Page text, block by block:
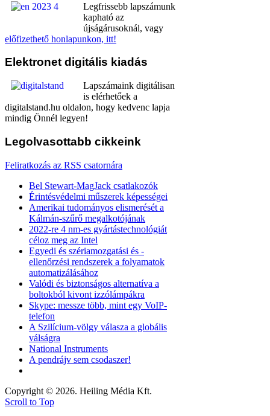
Legfrissebb lapszámunk
kapható az
újságárusoknál, vagy
előfizethető honlapunkon, itt!
Elektronet digitális kiadás
Lapszámaink digitálisan
is elérhetőek a
digitalstand.hu oldalon, hogy kedvenc lapja
mindig Önnél legyen!
Legolvasottabb cikkeink
Feliratkozás az RSS csatornára
Bel Stewart-MagJack csatlakozók
Érintésvédelmi műszerek képességei
Amerikai tudományos elismerését a
Kálmán-szűrő megalkotójának
2022-re 4 nm-es gyártástechnológiát
céloz meg az Intel
Egyedi és szériamozgatási és -
ellenőrzési rendszerek a folyamatok
automatizálásához
Valódi és biztonságos alternatíva a
boltokból kivont izzólámpákra
Skype: messze több, mint egy VoIP-
telefon
A Szilícium-völgy válasza a globális
válságra
National Instruments
A pendrájv sem csodaszer!
Copyright © 2026. Heiling Média Kft.
Scroll to Top